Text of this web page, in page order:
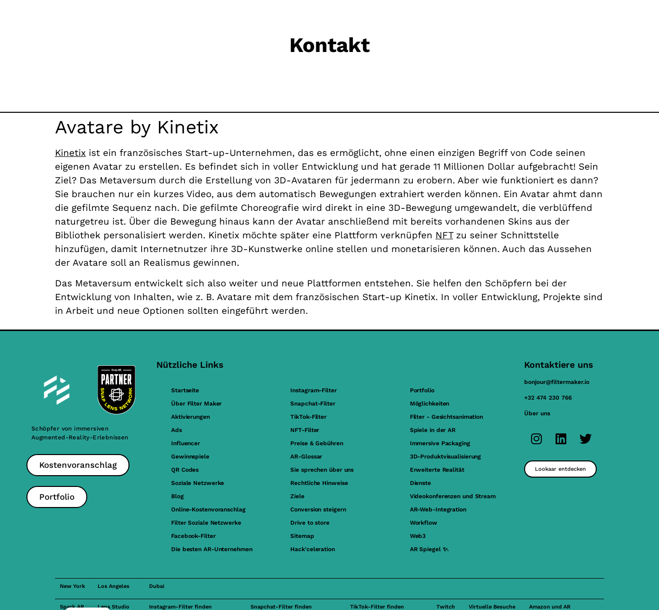
Kontakt
Avatare by Kinetix
Kinetix ist ein französisches Start-up-Unternehmen, das es ermöglicht, ohne einen einzigen Begriff von Code seinen
eigenen Avatar zu erstellen. Es befindet sich in voller Entwicklung und hat gerade 11 Millionen Dollar aufgebracht! Sein
Ziel? Das Metaversum durch die Erstellung von 3D-Avataren für jedermann zu erobern. Aber wie funktioniert es dann?
Sie brauchen nur ein kurzes Video, aus dem automatisch Bewegungen extrahiert werden können. Ein Avatar ahmt dann
die gefilmte Sequenz nach. Die gefilmte Choreografie wird direkt in eine 3D-Bewegung umgewandelt, die verblüffend
naturgetreu ist. Über die Bewegung hinaus kann der Avatar anschließend mit bereits vorhandenen Skins aus der
Bibliothek personalisiert werden. Kinetix möchte später eine Plattform verknüpfen NFTzu seiner Schnittstelle
hinzufügen, damit Internetnutzer ihre 3D-Kunstwerke online stellen und monetarisieren können. Auch das Aussehen
der Avatare soll an Realismus gewinnen.
Das Metaversum entwickelt sich also weiter und neue Plattformen entstehen. Sie helfen den Schöpfern bei der
Entwicklung von Inhalten, wie z. B. Avatare mit dem französischen Start-up Kinetix. In voller Entwicklung, Projekte sind
in Arbeit und neue Optionen sollten eingeführt werden.
Schöpfer von immersiven
Augmented-Reality-Erlebnissen
Kostenvoranschlag
Portfolio
Nützliche Links
Startseite
Über Filter Maker
Aktivierungen
Ads
Influencer
Gewinnspiele
QR Codes
Soziale Netzwerke
Blog
Online-Kostenvoranschlag
Filter Soziale Netzwerke
Facebook-Filter
Die besten AR-Unternehmen
Instagram-Filter
Snapchat-Filter
TikTok-Filter
NFT-Filter
Preise & Gebühren
AR-Glossar
Sie sprechen über uns
Rechtliche Hinweise
Ziele
Conversion steigern
Drive to store
Sitemap
Hack'celeration
Portfolio
Möglichkeiten
Filter - Gesichtsanimation
Spiele in der AR
Immersive Packaging
3D-Produktvisualisierung
Erweiterte Realität
Dienste
Videokonferenzen und Stream
AR-Web-Integration
Workflow
Web3
AR Spiegel ✨.
Kontaktiere uns
bonjour@filtermaker.io
+32 474 230 766
Über uns
Lookaar entdecken
New York Los Angeles Dubai
Spark AR Lens Studio Instagram-Filter finden Snapchat-Filter finden TikTok-Filter finden Twitch Virtuelle Besuche Amazon und AR